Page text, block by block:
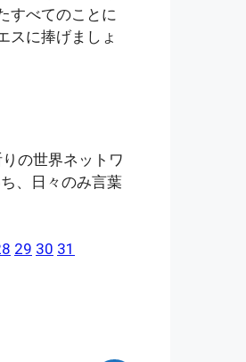
すべてのことに
スに捧げましょ
の世界ネットワ
、日々のみ言葉
29 30 31